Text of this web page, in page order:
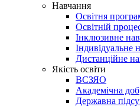
Навчання
Освітня
Освітній
Інклюзивне
Індивідуальне
Дистанційне
Якість освіти
ВСЗЯО
Академічна
Державна